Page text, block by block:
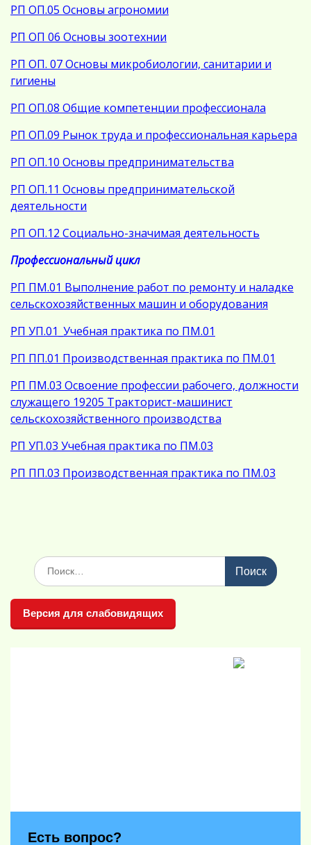
РП ОП.05 Основы агрономии
РП ОП 06 Основы зоотехнии
РП ОП. 07 Основы микробиологии, санитарии и
гигиены
РП ОП.08 Общие компетенции профессионала
РП ОП.09 Рынок труда и профессиональная карьера
РП ОП.10 Основы предпринимательства
РП ОП.11 Основы предпринимательской
деятельности
РП ОП.12 Социально-значимая деятельность
Профессиональный цикл
РП ПМ.01 Выполнение работ по ремонту и наладке
сельскохозяйственных машин и оборудования
РП УП.01_Учебная практика по ПМ.01
РП ПП.01 Производственная практика по ПМ.01
РП ПМ.03 Освоение профессии рабочего, должности
служащего 19205 Тракторист-машинист
сельскохозяйственного производства
РП УП.03 Учебная практика по ПМ.03
РП ПП.03 Производственная практика по ПМ.03
Поиск
по:
Версия для слабовидящих
Есть вопрос?